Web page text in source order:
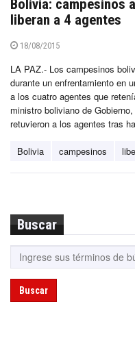
Bolivia: campesinos
liberan a 4 agentes
18/08/2015
LA PAZ.- Los campesinos
durante un enfrentamiento en
a los cuatro agentes que
ministro boliviano de
retuvieron a los agentes tras
Bolivia campesinos
Buscar
Buscar